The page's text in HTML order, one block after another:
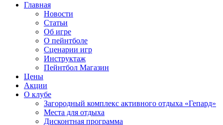
Главная
Новости
Статьи
Об игре
О пейнтболе
Сценарии игр
Инструктаж
Пейнтбол Магазин
Цены
Акции
О клубе
Загородный комплекс активного отдыха «Гепард»
Места для отдыха
Дисконтная программа